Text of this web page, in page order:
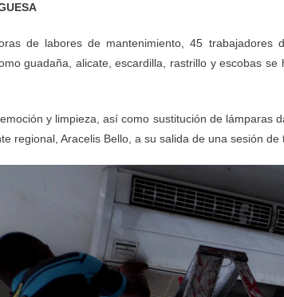
de labores de mantenimiento, 45 trabajadores
guadaña, alicate, escardilla, rastrillo y escobas
y limpieza, así como sustitución de lámparas
regional, Aracelis Bello, a su salida de una sesión